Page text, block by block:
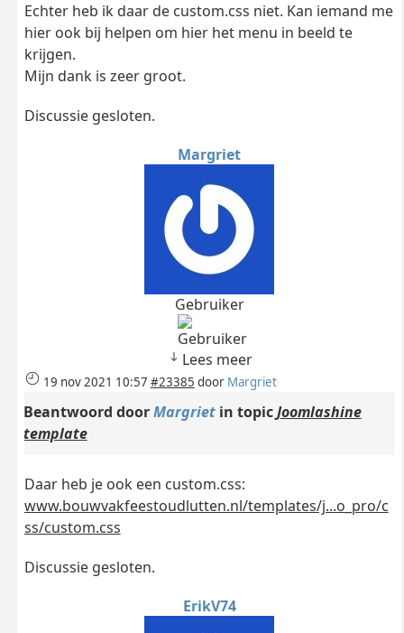
Echter heb ik daar de custom.css niet. Kan iemand me
hier ook bij helpen om hier het menu in beeld te
krijgen.
Mijn dank is zeer groot.
Discussie gesloten.
Margriet
Gebruiker
Lees meer
19 nov 2021 10:57 #23385 door Margriet
Beantwoord doorMargrietin topicJoomlashine
template
Daar heb je ook een custom.css:
www.bouwvakfeestoudlutten.nl/templates/j...o_pro/c
ss/custom.css
Discussie gesloten.
ErikV74